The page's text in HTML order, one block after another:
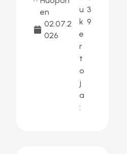
en
02.07.2
026
u
k
e
r
t
o
j
a
:
3
9